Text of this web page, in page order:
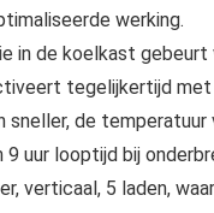
werking.
in de koelkast gebeurt
tegelijkertijd
sneller, de
9 uur looptijd bij
verticaal, 5 laden,